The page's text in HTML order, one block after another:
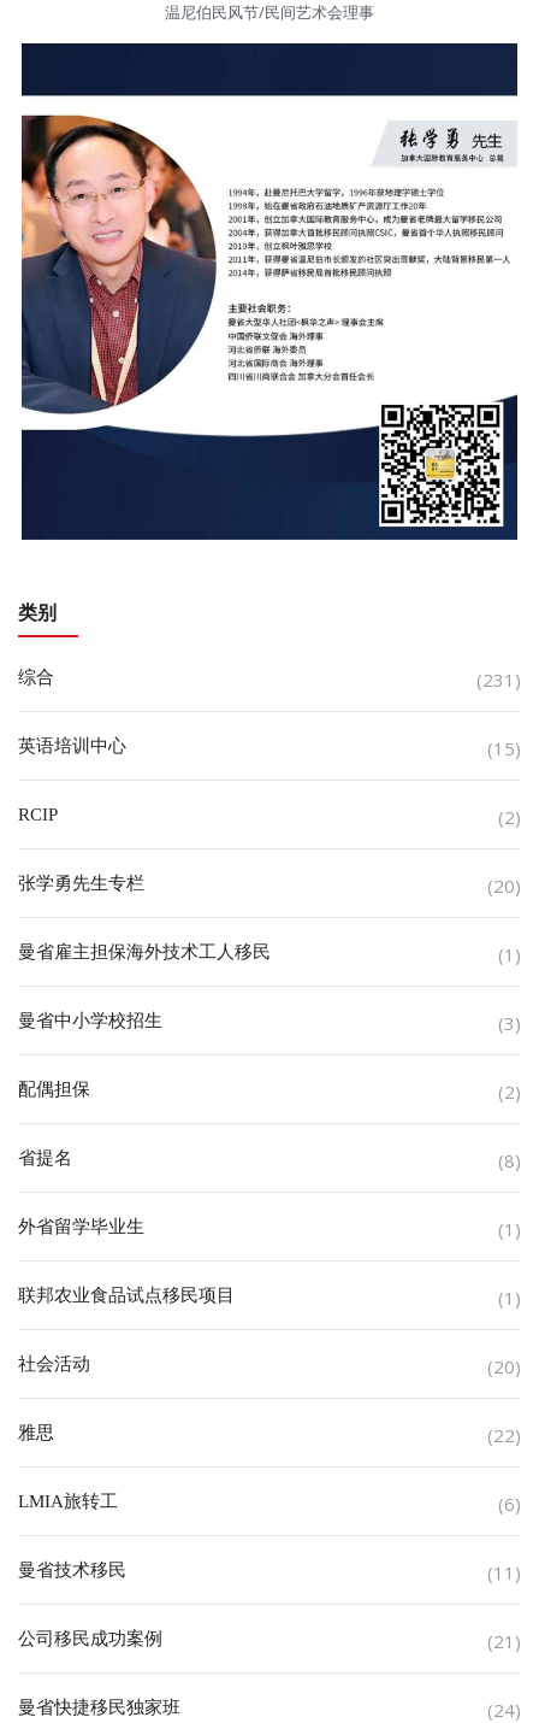
温尼伯民风节/民间艺术会理事
类别
综合 (231)
英语培训中心 (15)
RCIP (2)
张学勇先生专栏 (20)
曼省雇主担保海外技术工人移民 (1)
曼省中小学校招生 (3)
配偶担保 (2)
省提名 (8)
外省留学毕业生 (1)
联邦农业食品试点移民项目 (1)
社会活动 (20)
雅思 (22)
LMIA旅转工 (6)
曼省技术移民 (11)
公司移民成功案例 (21)
曼省快捷移民独家班 (24)